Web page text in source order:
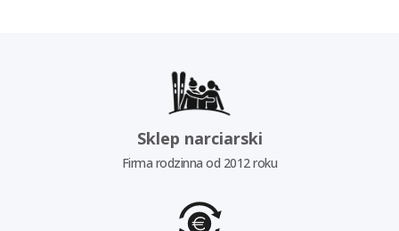
Sklep narciarski
Firma rodzinna od 2012 roku